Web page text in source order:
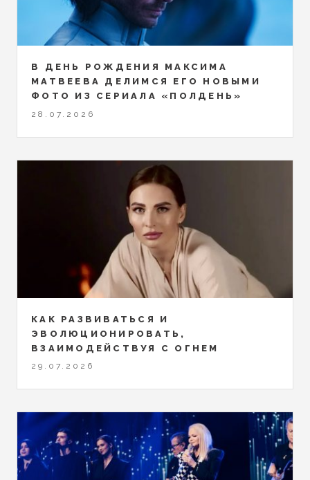
В ДЕНЬ РОЖДЕНИЯ МАКСИМА
МАТВЕЕВА ДЕЛИМСЯ ЕГО НОВЫМИ
ФОТО ИЗ СЕРИАЛА «ПОЛДЕНЬ»
28.07.2026
КАК РАЗВИВАТЬСЯ И
ЭВОЛЮЦИОНИРОВАТЬ,
ВЗАИМОДЕЙСТВУЯ С ОГНЕМ
29.07.2026